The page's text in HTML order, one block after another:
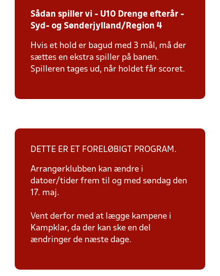
Sådan spiller vi - U10 Drenge efterår -
Syd- og Sønderjylland/Region 4
Hvis et hold er bagud med 3 mål, må der
sættes en ekstra spiller på banen.
Spilleren tages ud, når holdet får scoret.
DETTE ER ET FORELØBIGT PROGRAM.
Arrangørklubben kan ændre i
datoer/tider frem til og med søndag den
17. maj.
Vent derfor med at lægge kampene i
Kampklar, da der kan ske en del
ændringer de næste dage.